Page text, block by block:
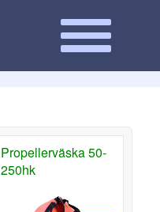
Propellerväska 50-
250hk